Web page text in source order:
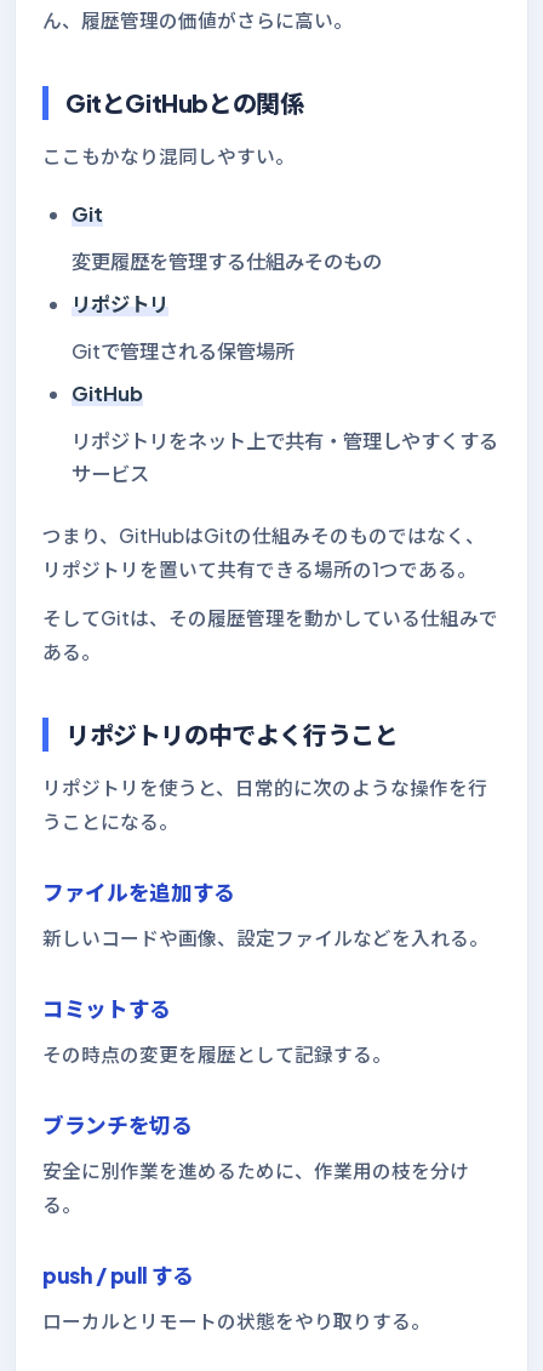
ん、履歴管理の価値がさらに高い。
GitとGitHubとの関係
ここもかなり混同しやすい。
Git
変更履歴を管理する仕組みそのもの
リポジトリ
Gitで管理される保管場所
GitHub
リポジトリをネット上で共有・管理しやすくする
サービス
つまり、GitHubはGitの仕組みそのものではなく、
リポジトリを置いて共有できる場所の1つである。
そしてGitは、その履歴管理を動かしている仕組みで
ある。
リポジトリの中でよく行うこと
リポジトリを使うと、日常的に次のような操作を行
うことになる。
ファイルを追加する
新しいコードや画像、設定ファイルなどを入れる。
コミットする
その時点の変更を履歴として記録する。
ブランチを切る
安全に別作業を進めるために、作業用の枝を分け
る。
push / pull する
ローカルとリモートの状態をやり取りする。